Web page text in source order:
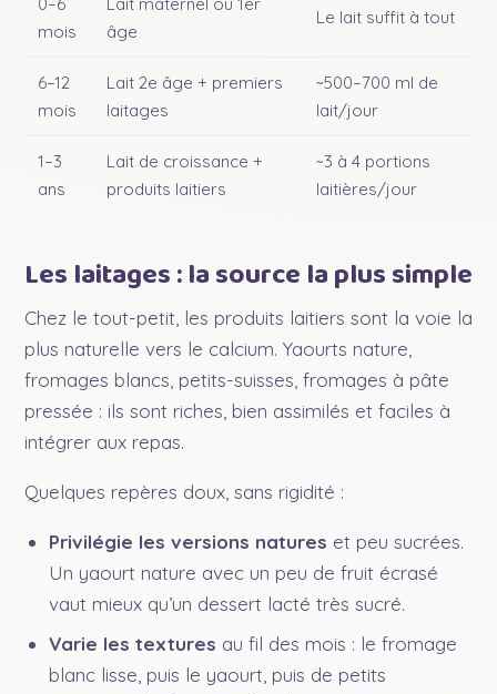
mois
âge
Le lait suffit à tout
6–12
mois
Lait 2e âge + premiers
laitages
~500–700 ml de
lait/jour
1–3
ans
Lait de croissance +
produits laitiers
~3 à 4 portions
laitières/jour
Les laitages : la source la plus simple
Chez le tout-petit, les produits laitiers sont la voie la
plus naturelle vers le calcium. Yaourts nature,
fromages blancs, petits-suisses, fromages à pâte
pressée : ils sont riches, bien assimilés et faciles à
intégrer aux repas.
Quelques repères doux, sans rigidité :
Privilégie les versions natures et peu sucrées.
Un yaourt nature avec un peu de fruit écrasé
vaut mieux qu’un dessert lacté très sucré.
Varie les textures au fil des mois : le fromage
blanc lisse, puis le yaourt, puis de petits